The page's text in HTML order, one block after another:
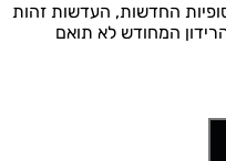
החדשות, העדשות זהות
המחודש לא תואם